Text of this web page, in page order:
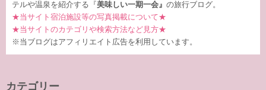
テルや温泉を紹介する『 美味しい一期一会』 の旅行ブログ。
★当サイト宿泊施設等の写真掲載について★
★当サイトのカテゴリや検索方法など見方★
※当ブログはアフィリエイト広告を利用しています。
カテゴリー